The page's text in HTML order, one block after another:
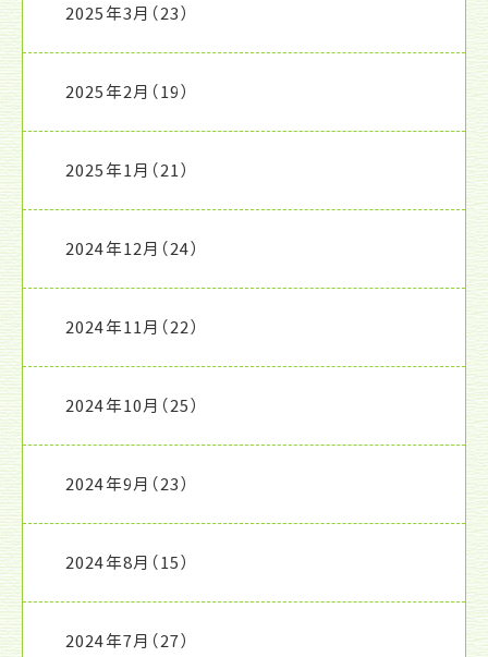
2025年3月 （23）
2025年2月 （19）
2025年1月 （21）
2024年12月 （24）
2024年11月 （22）
2024年10月 （25）
2024年9月 （23）
2024年8月 （15）
2024年7月 （27）